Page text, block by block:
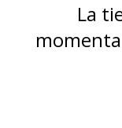
La